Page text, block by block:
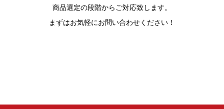
商品選定の段階からご対応致します。
まずはお気軽にお問い合わせください！